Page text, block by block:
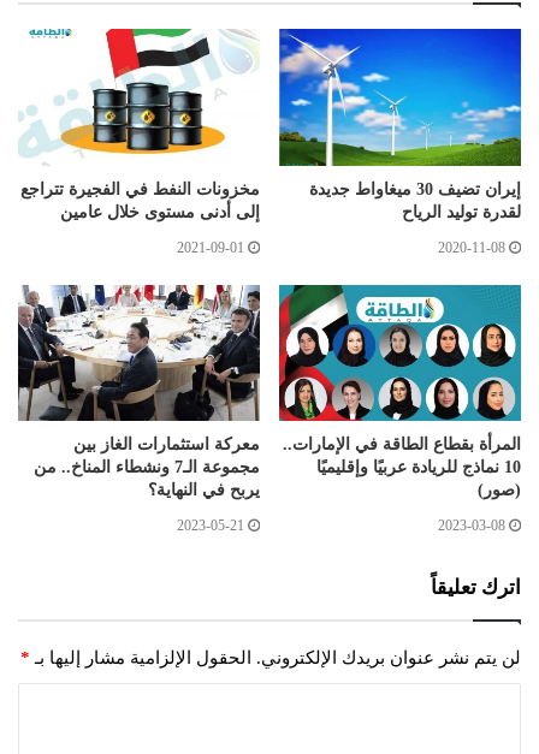
إيران تضيف 30 ميغاواط جديدة
لقدرة توليد الرياح
2020-11-08
مخزونات النفط في الفجيرة تتراجع
إلى أدنى مستوى خلال عامين
2021-09-01
المرأة بقطاع الطاقة في الإمارات..
10 نماذج للريادة عربيًا وإقليميًا
(صور)
2023-03-08
معركة استثمارات الغاز بين
مجموعة الـ7 ونشطاء المناخ.. من
يربح في النهاية؟
2023-05-21
اترك تعليقاً
لن يتم نشر عنوان بريدك الإلكتروني. الحقول الإلزامية مشار إليها بـ *